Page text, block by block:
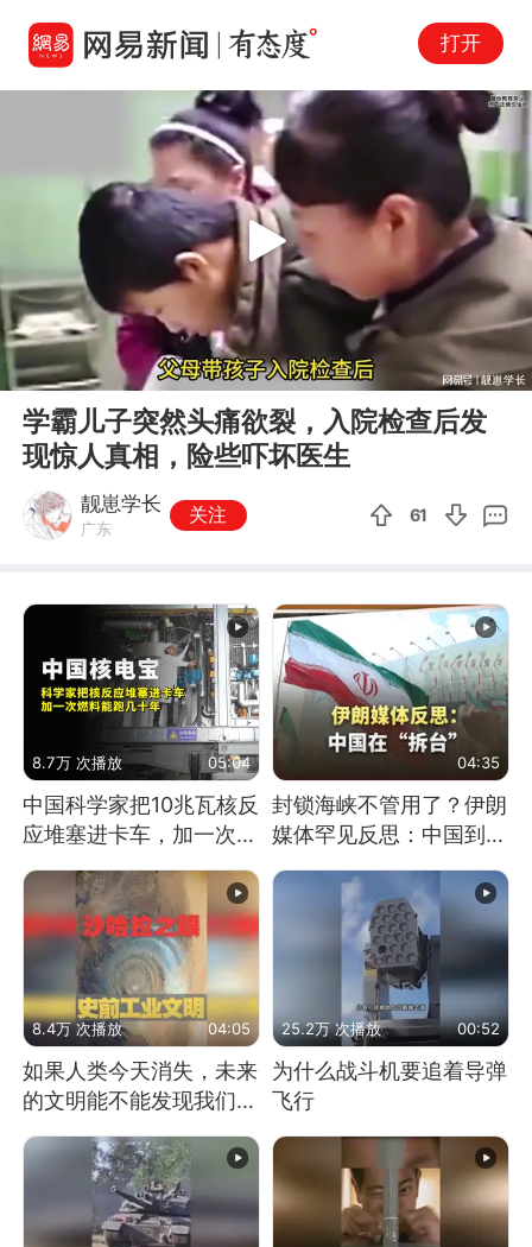
打开
00:00 03:23
Play
学霸儿子突然头痛欲裂，入院检查后发
现惊人真相，险些吓坏医生
靓崽学长
广东
关注 61
8.7万 次播放 05:04
中国科学家把10兆瓦核反
应堆塞进卡车，加一次燃
料能跑几十年
04:35
封锁海峡不管用了？伊朗
媒体罕见反思：中国到底
是不是在"拆台"
8.4万 次播放 04:05
如果人类今天消失，未来
的文明能不能发现我们存
25.2万 次播放 00:52
为什么战斗机要追着导弹
飞行